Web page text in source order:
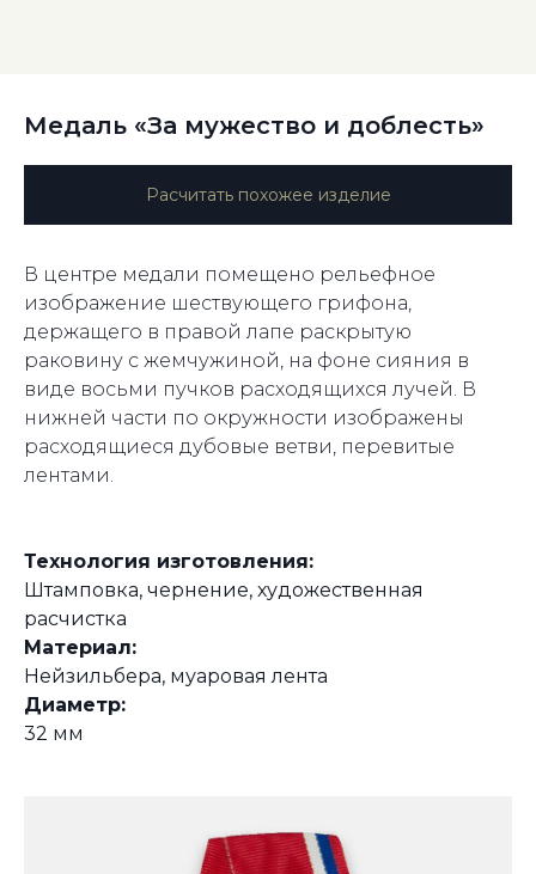
Медаль «За мужество и доблесть»
Расчитать похожее изделие
В центре медали помещено рельефное
изображение шествующего грифона,
держащего в правой лапе раскрытую
раковину с жемчужиной, на фоне сияния в
виде восьми пучков расходящихся лучей. В
нижней части по окружности изображены
расходящиеся дубовые ветви, перевитые
лентами.
Технология изготовления:
Штамповка, чернение, художественная
расчистка
Материал:
Нейзильбера, муаровая лента
Диаметр:
32 мм